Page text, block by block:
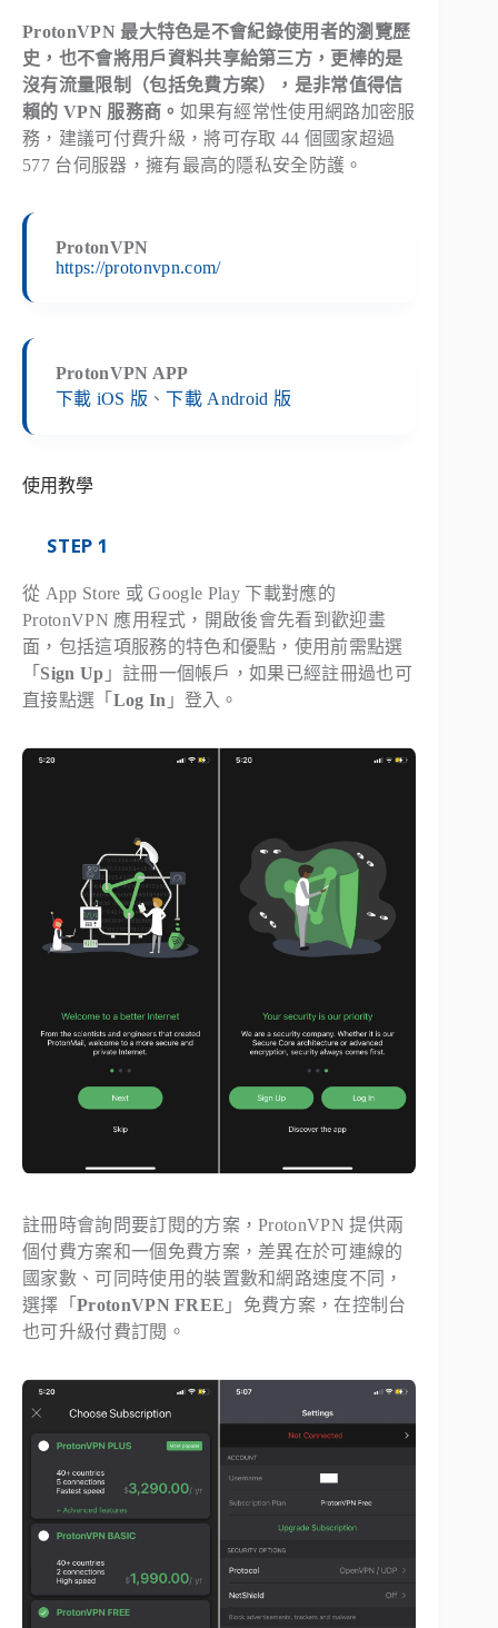
ProtonVPN 最大特色是不會紀錄使用者的瀏覽歷
史，也不會將用戶資料共享給第三方，更棒的是
沒有流量限制（包括免費方案），是非常值得信
賴的 VPN 服務商。 如果有經常性使用網路加密服
務，建議可付費升級，將可存取 44 個國家超過
577 台伺服器，擁有最高的隱私安全防護。
ProtonVPN
https://protonvpn.com/
ProtonVPN APP
下載 iOS 版 、下載 Android 版
使用教學
STEP 1
從 App Store 或 Google Play 下載對應的
ProtonVPN 應用程式，開啟後會先看到歡迎畫
面，包括這項服務的特色和優點，使用前需點選
「 Sign Up 」註冊一個帳戶，如果已經註冊過也可
直接點選「 Log In 」登入。
註冊時會詢問要訂閱的方案，ProtonVPN 提供兩
個付費方案和一個免費方案，差異在於可連線的
國家數、可同時使用的裝置數和網路速度不同，
選擇「 ProtonVPN FREE 」免費方案，在控制台
也可升級付費訂閱。